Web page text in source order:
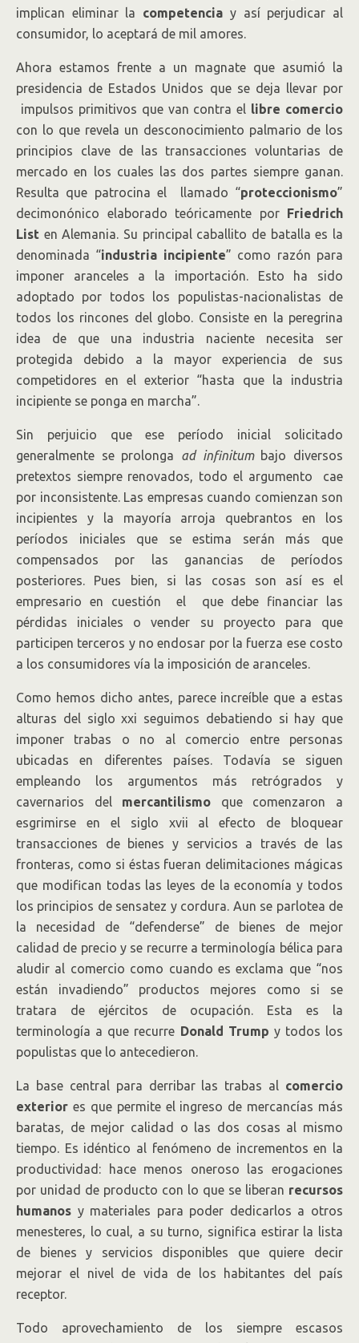
implican eliminar la competencia y así perjudicar al
consumidor, lo aceptará de mil amores.
Ahora estamos frente a un magnate que asumió la
presidencia de Estados Unidos que se deja llevar por
impulsos primitivos que van contra el libre comercio
con lo que revela un desconocimiento palmario de los
principios clave de las transacciones voluntarias de
mercado en los cuales las dos partes siempre ganan.
Resulta que patrocina el llamado “proteccionismo”
decimonónico elaborado teóricamente por Friedrich
List en Alemania. Su principal caballito de batalla es la
denominada “industria incipiente” como razón para
imponer aranceles a la importación. Esto ha sido
adoptado por todos los populistas-nacionalistas de
todos los rincones del globo. Consiste en la peregrina
idea de que una industria naciente necesita ser
protegida debido a la mayor experiencia de sus
competidores en el exterior “hasta que la industria
incipiente se ponga en marcha”.
Sin perjuicio que ese período inicial solicitado
generalmente se prolonga ad infinitumbajo diversos
pretextos siempre renovados, todo el argumento cae
por inconsistente. Las empresas cuando comienzan son
incipientes y la mayoría arroja quebrantos en los
períodos iniciales que se estima serán más que
compensados por las ganancias de períodos
posteriores. Pues bien, si las cosas son así es el
empresario en cuestión el que debe financiar las
pérdidas iniciales o vender su proyecto para que
participen terceros y no endosar por la fuerza ese costo
a los consumidores vía la imposición de aranceles.
Como hemos dicho antes, parece increíble que a estas
alturas del siglo xxi seguimos debatiendo si hay que
imponer trabas o no al comercio entre personas
ubicadas en diferentes países. Todavía se siguen
empleando los argumentos más retrógrados y
cavernarios del mercantilismo que comenzaron a
esgrimirse en el siglo xvii al efecto de bloquear
transacciones de bienes y servicios a través de las
fronteras, como si éstas fueran delimitaciones mágicas
que modifican todas las leyes de la economía y todos
los principios de sensatez y cordura. Aun se parlotea de
la necesidad de “defenderse” de bienes de mejor
calidad de precio y se recurre a terminología bélica para
aludir al comercio como cuando es exclama que “nos
están invadiendo” productos mejores como si se
tratara de ejércitos de ocupación. Esta es la
terminología a que recurre Donald Trump y todos los
populistas que lo antecedieron.
La base central para derribar las trabas al comercio
exterior es que permite el ingreso de mercancías más
baratas, de mejor calidad o las dos cosas al mismo
tiempo. Es idéntico al fenómeno de incrementos en la
productividad: hace menos oneroso las erogaciones
por unidad de producto con lo que se liberan recursos
humanos y materiales para poder dedicarlos a otros
menesteres, lo cual, a su turno, significa estirar la lista
de bienes y servicios disponibles que quiere decir
mejorar el nivel de vida de los habitantes del país
receptor.
Todo aprovechamiento de los siempre escasos